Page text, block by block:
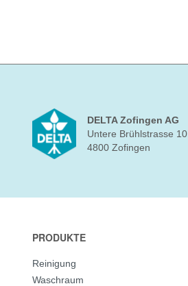
DELTA Zofingen AG
Untere Brühlstrasse 10
4800 Zofingen
PRODUKTE
Reinigung
Waschraum